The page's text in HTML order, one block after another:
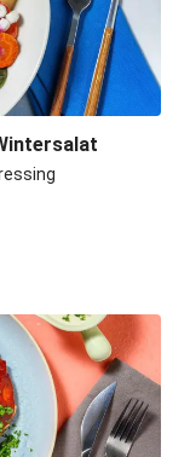
Pastinake
mit Bio-Huhn